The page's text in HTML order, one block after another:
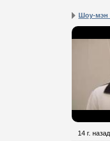
Шоу-мэн
14 г. назад